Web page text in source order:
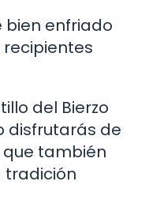
bien enfriado
del Bierzo
disfrutarás de
que también
tradición